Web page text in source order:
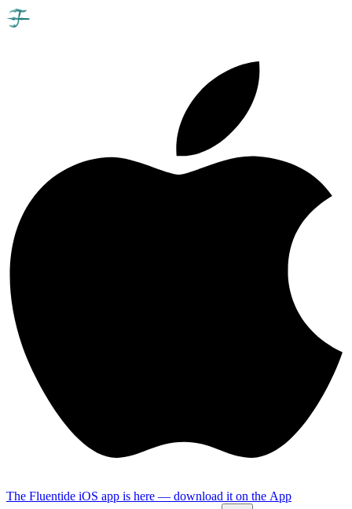
The Fluentide iOS app is here — download it on the App